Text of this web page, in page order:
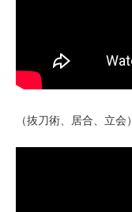
（抜刀術、居合、立会）